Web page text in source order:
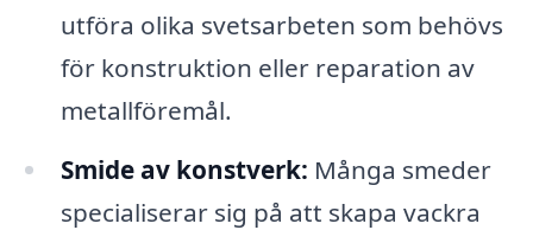
utföra olika svetsarbeten som behövs
för konstruktion eller reparation av
metallföremål.
Smide av konstverk: Många smeder
specialiserar sig på att skapa vackra